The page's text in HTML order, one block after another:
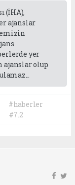
(İHA),
ajanslar
yer
ajanslar olup
#haberler
#7.2